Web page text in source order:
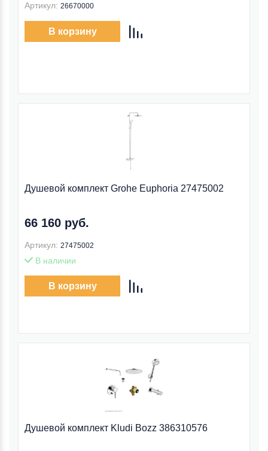
Артикул: 26670000
В корзину
Душевой комплект Grohe Euphoria 27475002
66 160 руб.
Артикул: 27475002
В наличии
В корзину
Душевой комплект Kludi Bozz 386310576